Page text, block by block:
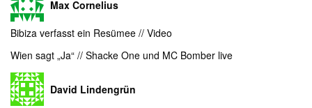
Max Cornelius
Bibiza verfasst ein Resümee // Video
Wien sagt „Ja“ // Shacke One und MC Bomber live
David Lindengrün